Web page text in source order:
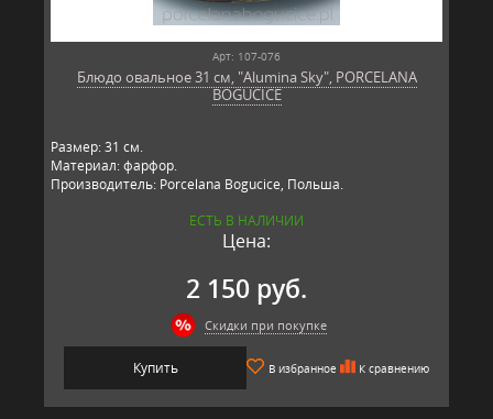
Арт: 107-076
Блюдо овальное 31 см, "Alumina Sky", PORCELANA
BOGUCICE
Размер: 31 см.
Материал: фарфор.
Производитель: Porcelana Bogucice, Польша.
ЕСТЬ В НАЛИЧИИ
Цена:
2 150 руб.
Скидки при покупке
Купить В избранное К сравнению